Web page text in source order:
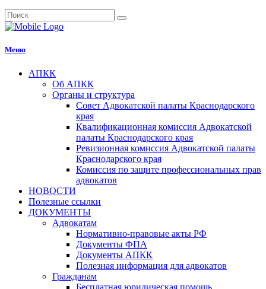
Меню
АПКК
Об АПКК
Органы и структура
Совет Адвокатской палаты Краснодарского
края
Квалификационная комиссия Адвокатской
палаты Краснодарского края
Ревизионная комиссия Адвокатской палаты
Краснодарского края
Комиссия по защите профессиональных прав
адвокатов
НОВОСТИ
Полезные ссылки
ДОКУМЕНТЫ
Адвокатам
Нормативно-правовые акты РФ
Документы ФПА
Документы АПКК
Полезная информация для адвокатов
Гражданам
Бесплатная юридическая помощь